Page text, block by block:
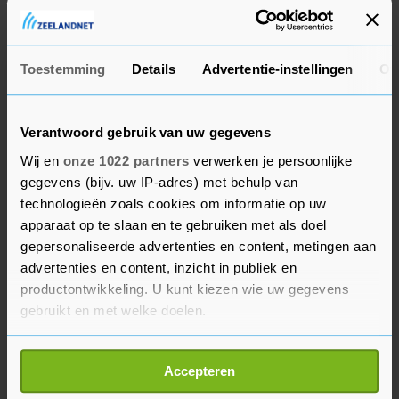
Toestemming Details Advertentie-instellingen
Verantwoord gebruik van uw gegevens
Wij en onze 1022 partners verwerken je persoonlijke
gegevens (bijv. uw IP-adres) met behulp van
technologieën zoals cookies om informatie op uw
apparaat op te slaan en te gebruiken met als doel
gepersonaliseerde advertenties en content, metingen aan
advertenties en content, inzicht in publiek en
productontwikkeling. U kunt kiezen wie uw gegevens
gebruikt en met welke doelen.
Als u het toestaat, willen we ook graag:
Informatie verzamelen over uw geografische
Accepteren
N.o.t.k.
Breskens 26 okt. '24
Groot aantal spreuktegels.
N.o.t.k.
Breskens
BEKIJK MEER ADVERTENTIES
Vergelijkbare advertenties